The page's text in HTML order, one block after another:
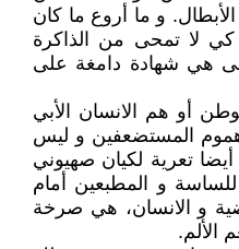
و ما أروع ما كان
لا تمحى من الذاكرة
هي شهادة دامغة على
أو هم الانسان الأبي
المستضعفين و ليس
تعرية لكيان صهيوني
و المطبعين أمام
و الانسان، هي صرخة
الألم.